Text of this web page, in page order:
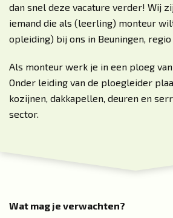
dan snel deze vacature verder! Wij
iemand die als (leerling) monteur
opleiding) bij ons in Beuningen,
Als monteur werk je in een ploeg
Onder leiding van de ploegleider
kozijnen, dakkapellen, deuren en
sector.
Wat mag je verwachten?